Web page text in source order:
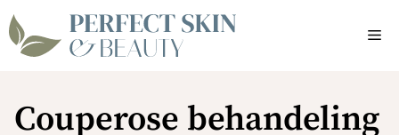
Ga
naar
Couperose behandeling